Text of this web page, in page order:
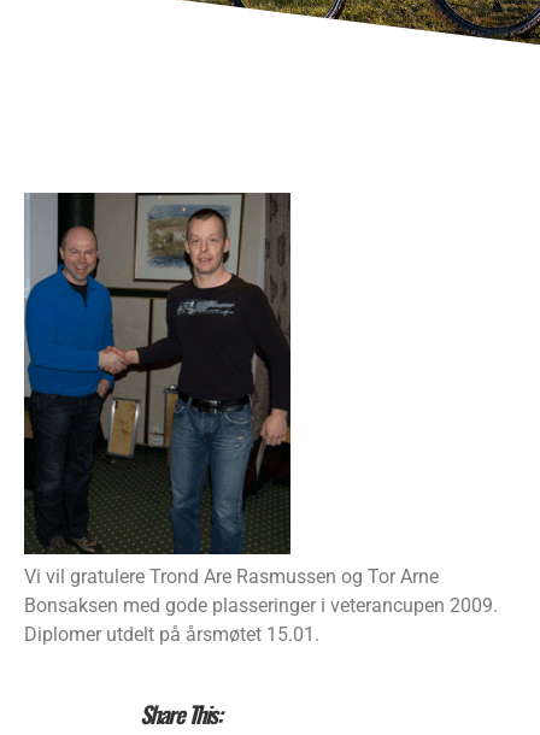
Vi vil gratulere Trond Are Rasmussen og Tor Arne
Bonsaksen med gode plasseringer i veterancupen 2009.
Diplomer utdelt på årsmøtet 15.01.
Share This: